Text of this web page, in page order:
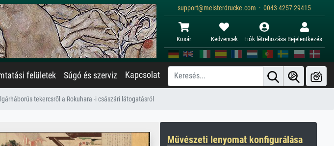
support@meisterdrucke.com · 0043 4257 29415
Kosár Kedvencek Fiók létrehozása Bejelentkezés
felületek Súgó és szerviz Kapcsolat
tekercsről a Rokuhara -i császári látogatásról
Művészeti lenyomat konfigurálása